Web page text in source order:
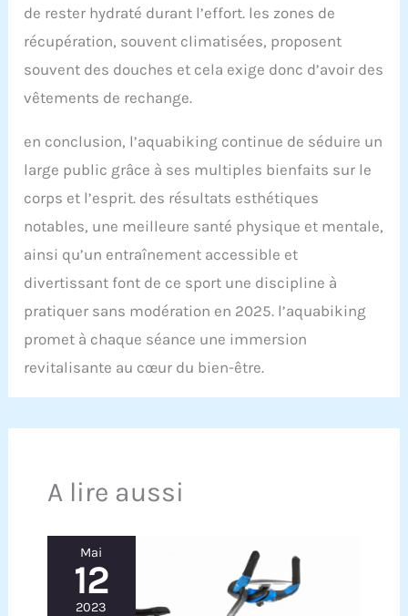
de rester hydraté durant l’effort. les zones de
récupération, souvent climatisées, proposent
souvent des douches et cela exige donc d’avoir des
vêtements de rechange.
en conclusion, l’aquabiking continue de séduire un
large public grâce à ses multiples bienfaits sur le
corps et l’esprit. des résultats esthétiques
notables, une meilleure santé physique et mentale,
ainsi qu’un entraînement accessible et
divertissant font de ce sport une discipline à
pratiquer sans modération en 2025. l’aquabiking
promet à chaque séance une immersion
revitalisante au cœur du bien-être.
A lire aussi
Mai
12
2023